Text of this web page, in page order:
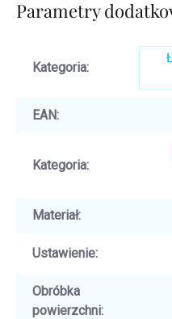
Parametry
Kategoria:
EAN:
Kategoria:
Materiał:
Ustawienie:
Obróbka
powierzchni: